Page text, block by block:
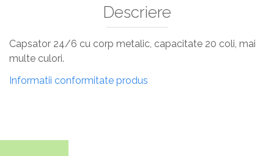
Descriere
Capsator 24/6 cu corp metalic, capacitate 20 coli, mai
multe culori.
Informatii conformitate produs